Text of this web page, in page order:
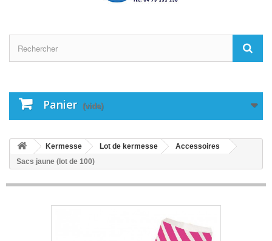
Panier (vide)
Kermesse Lot de kermesse
Accessoires
Sacs jaune (lot de 100)